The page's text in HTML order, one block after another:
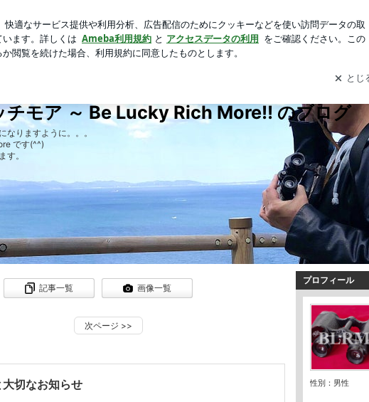
グ
驚きの反響 ログイン
チモア ～ Be Lucky Rich More!! のブログ
りますように。。。
です(^^)
す。
記事一覧 画像一覧
次ページ >>
切なお知らせ
プロフィール
性別： 男性